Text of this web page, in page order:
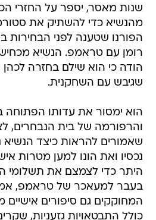
שנות מאסר, יספר על החזרי
מהנשיא כדי להשתיק את
רומן עם טראמפ. הנשיא
הודה כי הוא שילם בחזרה
שגיבש עם השחקנית.
הוא ימסור את עדותו הפתוחה
והרפורמה של בית הנבחרים,
שאמורים להראות כיצד הנשיא
נכסיו ואת הונו למען מטרות
היתר כדי לצמצם את תשלומי
בעבר למעאכר של טראמפ,
המחוקקים גם סיפורים
כולל התבטאויות גזעניות,